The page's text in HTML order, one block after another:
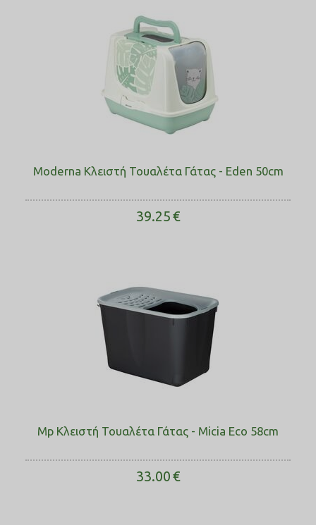
Moderna Κλειστή Τουαλέτα Γάτας - Eden 50cm
39.25€
Mp Κλειστή Τουαλέτα Γάτας - Micia Eco 58cm
33.00€